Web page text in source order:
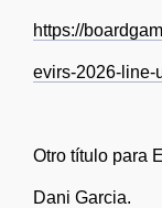
https://
evirs-2026-line-
Otro título para
Dani Garcia.